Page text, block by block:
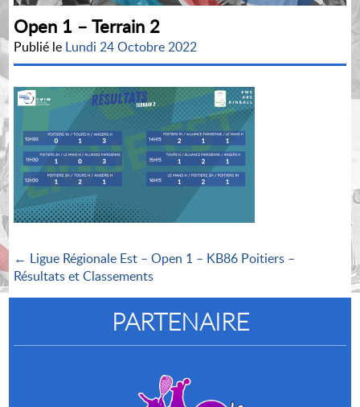
Open 1 – Terrain 2
Publié le Lundi 24 Octobre 2022
← Ligue Régionale Est – Open 1 – KB86 Poitiers –
Résultats et Classements
PARTENAIRE